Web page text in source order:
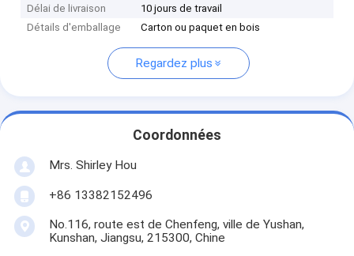
Délai de livraison
10 jours de travail
Détails d'emballage
Carton ou paquet en bois
Regardez plus
Coordonnées
Mrs. Shirley Hou
+86 13382152496
No.116, route est de Chenfeng, ville de Yushan,
Kunshan, Jiangsu, 215300, Chine